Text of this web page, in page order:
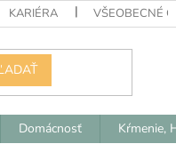
KARIÉRA VŠEOBECNÉ
Domácnosť Kŕmenie,